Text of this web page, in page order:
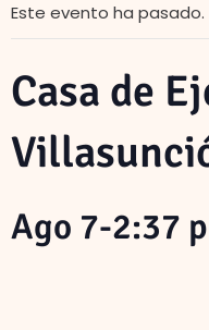
Este evento ha pasado.
Casa de
Ago 7-2:37